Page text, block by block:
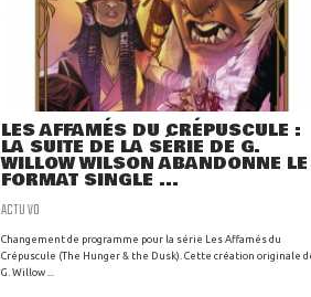
LES AFFAMÉS DU CRÉPUSCULE :
LA SUITE DE LA SÉRIE DE G.
WILLOW WILSON ABANDONNE LE
FORMAT SINGLE ...
ACTU VO
Changement de programme pour la série Les Affamés du
Crépuscule (The Hunger & the Dusk). Cette création originale
G. Willow ...